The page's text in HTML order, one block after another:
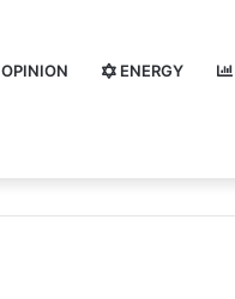
OPINION ENERGY